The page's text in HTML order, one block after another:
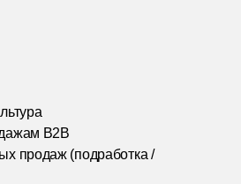
B2B
продаж (подработка /